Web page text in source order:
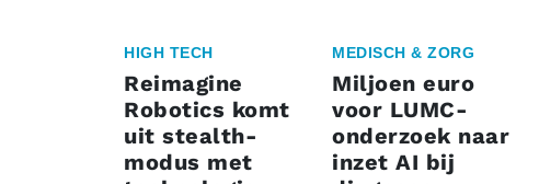
HIGH TECH
Reimagine
Robotics komt
uit stealth-
modus met
MEDISCH & ZORG
Miljoen euro
voor LUMC-
onderzoek naar
inzet AI bij